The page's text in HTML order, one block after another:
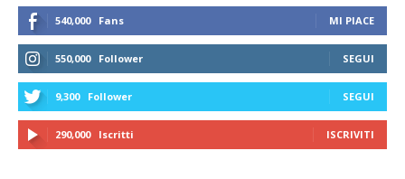
540,000 Fans MI PIACE
550,000 Follower SEGUI
9,300 Follower SEGUI
290,000 Iscritti ISCRIVITI